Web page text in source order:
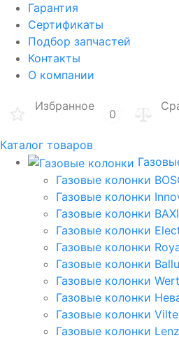
Гарантия
Сертификаты
Подбор запчастей
Контакты
О компании
Избранное
0
Каталог товаров
Газовые колонки
Газовые колонки
Газовые колонки BAXI
Газовые колонки
Газовые колонки
Газовые колонки Ballu
Газовые колонки
Газовые колонки
Газовые колонки
Газовые колонки